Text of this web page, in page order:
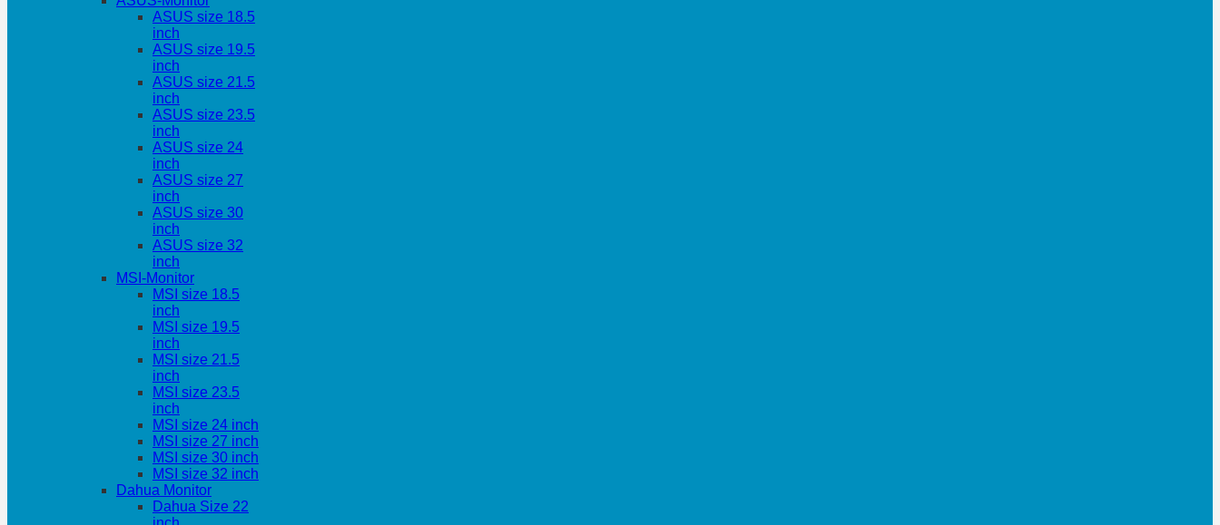
ASUS size 18.5
inch
ASUS size 19.5
inch
ASUS size 21.5
inch
ASUS size 23.5
inch
ASUS size 24
inch
ASUS size 27
inch
ASUS size 30
inch
ASUS size 32
inch
MSI-Monitor
MSI size 18.5
inch
MSI size 19.5
inch
MSI size 21.5
inch
MSI size 23.5
inch
MSI size 24 inch
MSI size 27 inch
MSI size 30 inch
MSI size 32 inch
Dahua Monitor
Dahua Size 22